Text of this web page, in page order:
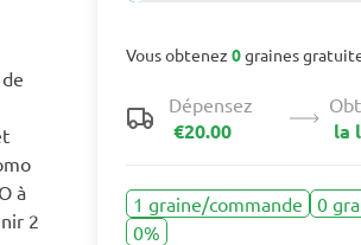
à
2
Vous obtenez 0graines
Dépensez
€20.00 la
1 graine/commande
0
0%